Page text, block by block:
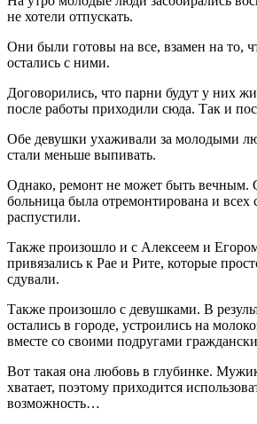
не хотели отпускать.
Они были готовы на все, взамен на то,
остались с ними.
Договорились, что парни будут у них
после работы приходили сюда. Так и
Обе девушки ухаживали за молодыми
стали меньше выпивать.
Однако, ремонт не может быть вечным.
больница была отремонтирована и всех
распустили.
Также произошло и с Алексеем и
привязались к Рае и Рите, которые
сдували.
Также произошло с девушками. В
остались в городе, устроились на
вместе со своими подругами
Вот такая она любовь в глубинке.
хватает, поэтому приходится
возможность…